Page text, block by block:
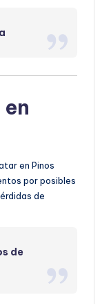
en Pinos
por posibles
de
de